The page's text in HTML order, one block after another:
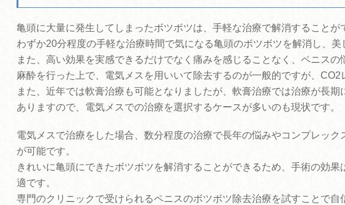
亀頭に大量に発生してしまったボツボツは、手軽な治療で解消することが
わずか20分程度の手軽な治療時間で気になる亀頭のボツボツを解消し、美
また、高い効果を実感できるだけでなく痛みを感じることなく、ペニスの
麻酔を行った上で、電気メスを用いいて除去するのが一般的ですが、CO2
また、近年では軟膏治療も可能となりましたが、軟膏治療では治療が長
ありますので、電気メスでの治療を選択するケースが多いのも現状です。
電気メスで治療をした場合、数分程度の治療で長年の悩みやコンプレッ
が可能です。
きれいに亀頭にできたボツボツを解消することができるため、手術の効
適です。
専門のクリニックで受けられるペニスのボツボツ除去治療を試すことで自